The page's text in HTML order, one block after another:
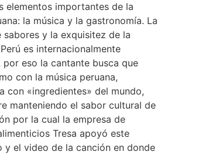
elementos importantes de la
la música y la gastronomía. La
sabores y la exquisitez de la
es internacionalmente
por eso la cantante busca que
con la música peruana,
con «ingredientes» del mundo,
manteniendo el sabor cultural de
por la cual la empresa de
Tresa apoyó este
y el video de la canción en donde